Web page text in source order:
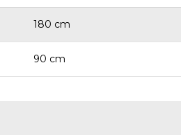
180 cm
90 cm